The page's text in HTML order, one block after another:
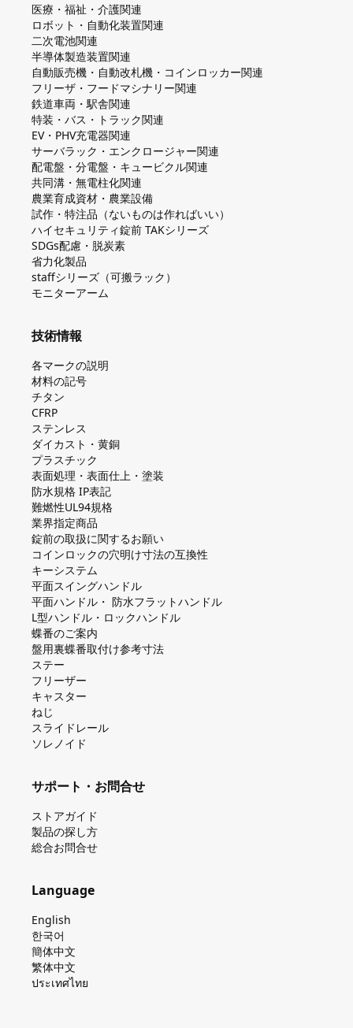
医療・福祉・介護関連
ロボット・自動化装置関連
二次電池関連
半導体製造装置関連
自動販売機・自動改札機・コインロッカー関連
フリーザ・フードマシナリー関連
鉄道車両・駅舎関連
特装・バス・トラック関連
EV・PHV充電器関連
サーバラック・エンクロージャー関連
配電盤・分電盤・キュービクル関連
共同溝・無電柱化関連
農業育成資材・農業設備
試作・特注品（ないものは作ればいい）
ハイセキュリティ錠前 TAKシリーズ
SDGs配慮・脱炭素
省力化製品
staffシリーズ（可搬ラック）
モニターアーム
技術情報
各マークの説明
材料の記号
チタン
CFRP
ステンレス
ダイカスト・⻩銅
プラスチック
表面処理・表面仕上・塗装
防⽔規格 IP表記
難燃性UL94規格
業界指定商品
錠前の取扱に関するお願い
コインロックの⽳明け⼨法の互換性
キーシステム
平⾯スイングハンドル
平⾯ハンドル・ 防⽔フラットハンドル
L型ハンドル・ロックハンドル
蝶番のご案内
盤⽤裏蝶番取付け参考⼨法
ステー
フリーザー
キャスター
ねじ
スライドレール
ソレノイド
サポート・お問合せ
ストアガイド
製品の探し⽅
総合お問合せ
Language
English
한국어
簡体中文
繁体中文
ประเทศไทย